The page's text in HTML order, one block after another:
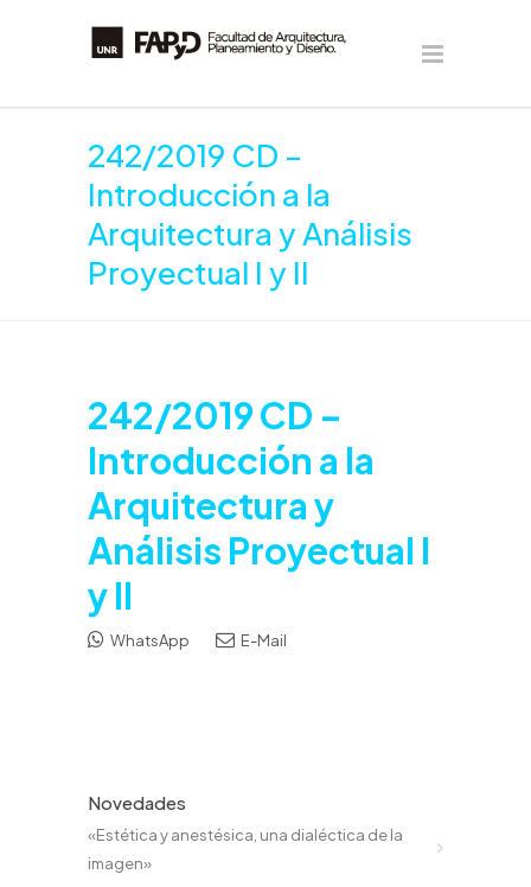
242/2019 CD –
Introducción a la
Arquitectura y Análisis
Proyectual I y II
242/2019 CD –
Introducción a la
Arquitectura y
Análisis Proyectual I
y II
WhatsApp E-Mail
Novedades
«Estética y anestésica, una dialéctica de la
imagen»